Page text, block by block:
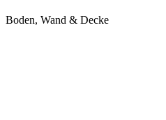
Boden, Wand & Decke